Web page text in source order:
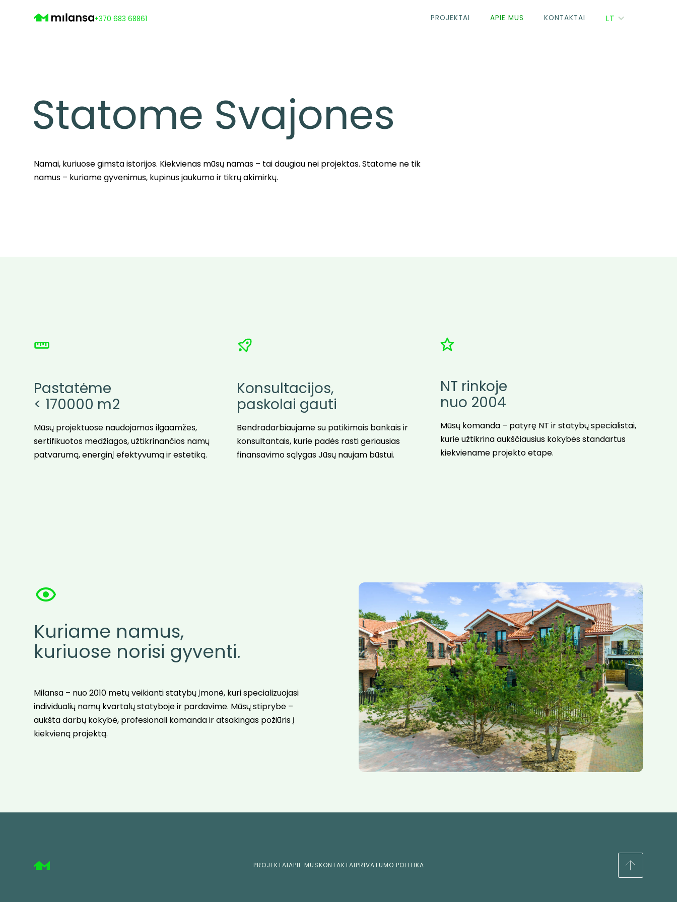
+370 683 68861 PROJEKTAI APIE MUS KONTAKTAI LT
Statome Svajones
Namai, kuriuose gimsta istorijos. Kiekvienas mūsų namas – tai daugiau nei projektas. Statome ne tik
namus – kuriame gyvenimus, kupinus jaukumo ir tikrų akimirkų.
Pastatėme
< 170000 m2
Mūsų projektuose naudojamos ilgaamžės,
sertifikuotos medžiagos, užtikrinančios namų
patvarumą, energinį efektyvumą ir estetiką.
Konsultacijos,
paskolai gauti
Bendradarbiaujame su patikimais bankais ir
konsultantais, kurie padės rasti geriausias
finansavimo sąlygas Jūsų naujam būstui.
NT rinkoje
nuo 2004
Mūsų komanda – patyrę NT ir statybų specialistai,
kurie užtikrina aukščiausius kokybės standartus
kiekviename projekto etape.
Kuriame namus,
kuriuose norisi gyventi.
Milansa – nuo 2010 metų veikianti statybų įmonė, kuri specializuojasi
individualių namų kvartalų statyboje ir pardavime. Mūsų stiprybė –
aukšta darbų kokybė, profesionali komanda ir atsakingas požiūris į
kiekvieną projektą.
PROJEKTAIAPIE MUSKONTAKTAIPRIVATUMO POLITIKA